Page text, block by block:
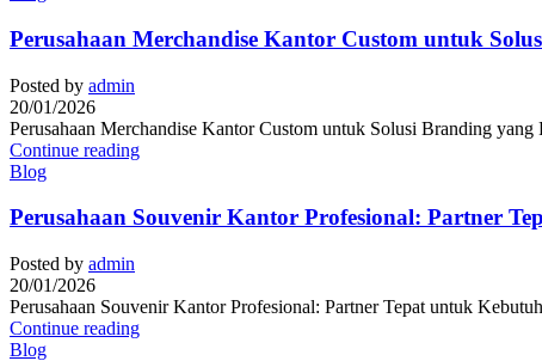
Perusahaan Merchandise Kantor Custom untuk
Posted by admin
20/01/2026
Perusahaan Merchandise Kantor Custom untuk Solusi Branding
Continue reading
Blog
Perusahaan Souvenir Kantor Profesional: Partner
Posted by admin
20/01/2026
Perusahaan Souvenir Kantor Profesional: Partner Tepat untuk
Continue reading
Blog